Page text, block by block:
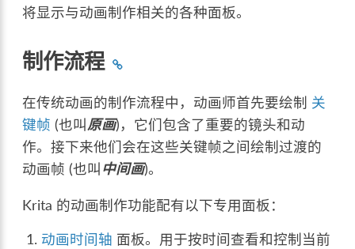
将显示与动画制作相关的各种面板。
制作流程
在传统动画的制作流程中，动画师首先要绘制 关
键帧 (也叫原画)，它们包含了重要的镜头和动
作。接下来他们会在这些关键帧之间绘制过渡的
动画帧 (也叫 中间画)。
Krita 的动画制作功能配有以下专用面板：
动画时间轴 面板。用于按时间查看和控制当前